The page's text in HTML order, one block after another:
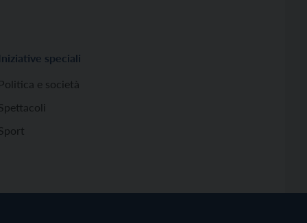
Iniziative speciali
Politica e società